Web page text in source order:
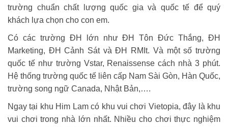
trường chuẩn chất lượng quốc gia và quốc tế để quý
khách lựa chọn cho con em.
Có các trường ĐH lớn như ĐH Tôn Đức Thắng, ĐH
Marketing, ĐH Cảnh Sát và ĐH RMIt. Và một số trường
quốc tế như trường Vstar, Renaissense cách nhà 3 phút.
Hệ thống trường quốc tế liên cấp Nam Sài Gòn, Hàn Quốc,
trường song ngữ Canada, Nhật Bản,….
Ngay tại khu Him Lam có khu vui chơi Vietopia, đây là khu
vui chơi trong nhà lớn nhất. Nhiều cho chơi thực nghiệm